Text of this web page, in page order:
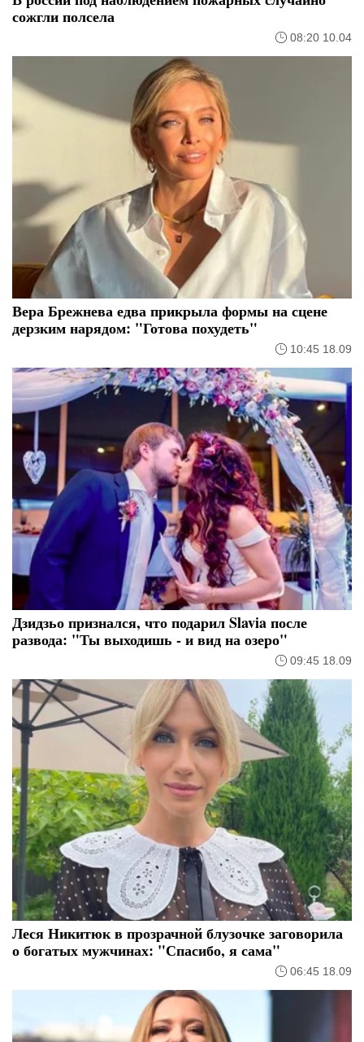
сожгли полсела
08:20 10.04
Вера Брежнева едва прикрыла формы на сцене
дерзким нарядом: "Готова похудеть"
10:45 18.09
Дзидзьо признался, что подарил Slavia после
развода: "Ты выходишь - и вид на озеро"
09:45 18.09
Леся Никитюк в прозрачной блузочке заговорила
о богатых мужчинах: "Спасибо, я сама"
06:45 18.09